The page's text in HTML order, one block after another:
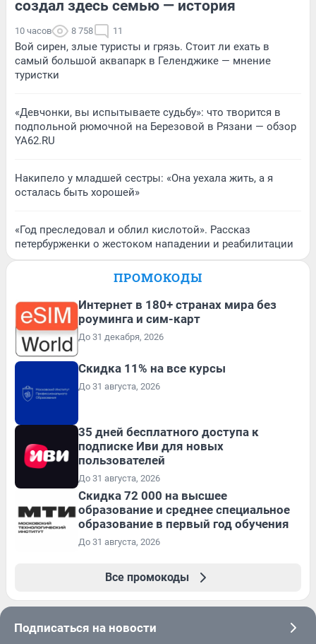
создал здесь семью — история
10 часов 8 758 11
Вой сирен, злые туристы и грязь. Стоит ли ехать в
самый большой аквапарк в Геленджике — мнение
туристки
«Девчонки, вы испытываете судьбу»: что творится в
подпольной рюмочной на Березовой в Рязани — обзор
YA62.RU
Накипело у младшей сестры: «Она уехала жить, а я
осталась быть хорошей»
«Год преследовал и облил кислотой». Рассказ
петербурженки о жестоком нападении и реабилитации
ПРОМОКОДЫ
Интернет в 180+ странах мира без
роуминга и сим-карт
До 31 декабря, 2026
Скидка 11% на все курсы
До 31 августа, 2026
35 дней бесплатного доступа к
подписке Иви для новых
пользователей
До 31 августа, 2026
Скидка 72 000 на высшее
образование и среднее специальное
образование в первый год обучения
До 31 августа, 2026
Все промокоды
Подписаться на новости